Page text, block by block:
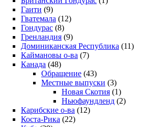
Гаити (9)
Гватемала (12)
Гондурас (8)
Гренландия (9)
Доминиканская Республика (11)
Каймановы о-ва (7)
Канада (48)
Обращение (43)
Местные выпуски (3)
Новая Скотия (1)
Ньюфаундленд (2)
Карибские о-ва (12)
Коста-Рика (22)